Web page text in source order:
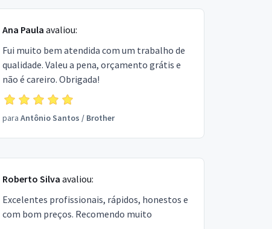
Ana Paula avaliou:
Fui muito bem atendida com um trabalho de
qualidade. Valeu a pena, orçamento grátis e
não é careiro. Obrigada!
para Antônio Santos / Brother
Roberto Silva avaliou:
Excelentes profissionais, rápidos, honestos e
com bom preços. Recomendo muito